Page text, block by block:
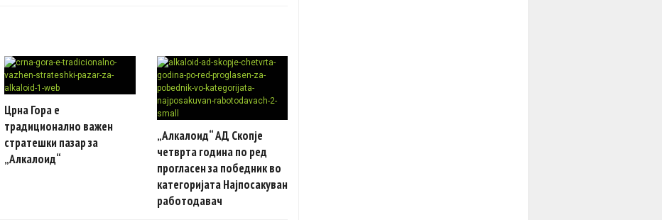
Црна Гора e
традиционално важен
стратешки пазар за
„Алкалоид“
„Алкалоид“ АД Скопје
четврта година по ред
прогласен за победник во
категоријата Најпосакуван
работодавач